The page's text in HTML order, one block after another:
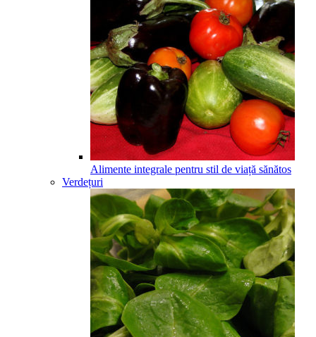
Alimente integrale pentru stil de viață sănătos
Verdețuri